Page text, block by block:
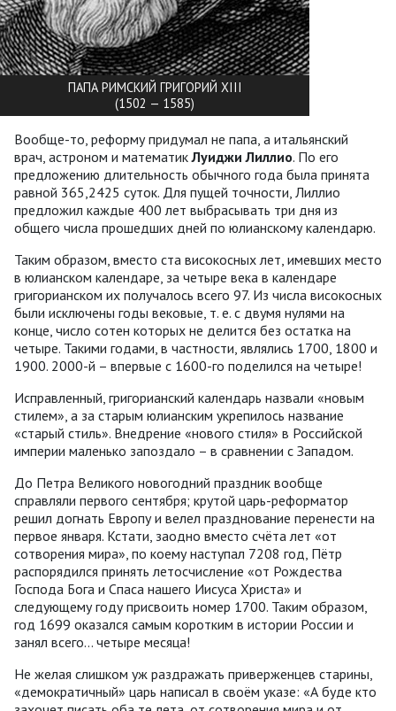
ПАПА РИМСКИЙ ГРИГОРИЙ XIII
(1502 — 1585)
Вообще-то, реформу придумал не папа, а итальянский
врач, астроном и математикЛуиджи Лиллио. По его
предложению длительность обычного года была принята
равной 365,2425 суток. Для пущей точности, Лиллио
предложил каждые 400 лет выбрасывать три дня из
общего числа прошедших дней по юлианскому календарю.
Таким образом, вместо ста високосных лет, имевших место
в юлианском календаре, за четыре века в календаре
григорианском их получалось всего 97. Из числа високосных
были исключены годы вековые, т. е. с двумя нулями на
конце, число сотен которых не делится без остатка на
четыре. Такими годами, в частности, являлись 1700, 1800 и
1900. 2000-й – впервые с 1600-го поделился на четыре!
Исправленный, григорианский календарь назвали «новым
стилем», а за старым юлианским укрепилось название
«старый стиль». Внедрение «нового стиля» в Российской
империи маленько запоздало – в сравнении с Западом.
До Петра Великого новогодний праздник вообще
справляли первого сентября; крутой царь-реформатор
решил догнать Европу и велел празднование перенести на
первое января. Кстати, заодно вместо счёта лет «от
сотворения мира», по коему наступал 7208 год, Пётр
распорядился принять летосчисление «от Рождества
Господа Бога и Спаса нашего Иисуса Христа» и
следующему году присвоить номер 1700. Таким образом,
год 1699 оказался самым коротким в истории России и
занял всего… четыре месяца!
Не желая слишком уж раздражать приверженцев старины,
«демократичный» царь написал в своём указе: «А буде кто